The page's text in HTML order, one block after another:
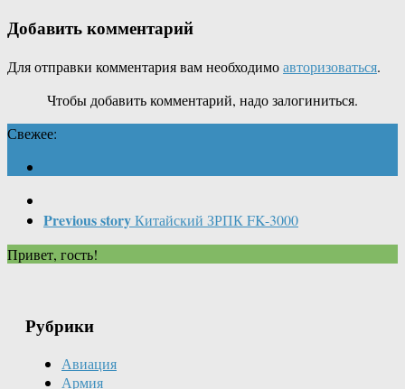
Добавить комментарий
Для отправки комментария вам необходимоавторизоваться.
Чтобы добавить комментарий, надо залогиниться.
Свежее:
Previous storyКитайский ЗРПК FK-3000
Привет, гость!
Рубрики
Авиация
Армия